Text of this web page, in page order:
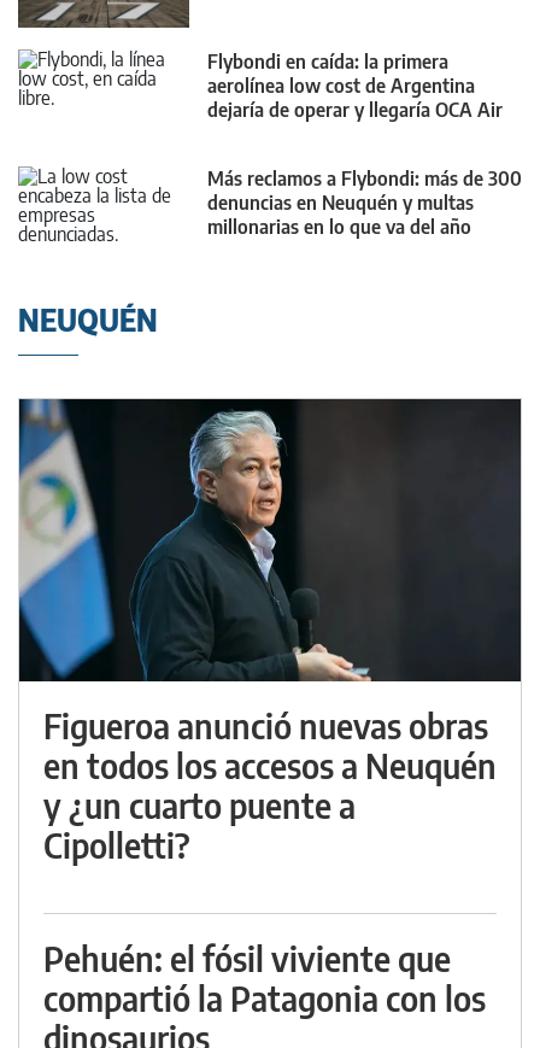
Flybondi en caída: la primera
aerolínea low cost de Argentina
dejaría de operar y llegaría OCA Air
Más reclamos a Flybondi: más de 300
denuncias en Neuquén y multas
millonarias en lo que va del año
NEUQUÉN
Figueroa anunció nuevas obras
en todos los accesos a Neuquén
y ¿un cuarto puente a
Cipolletti?
Pehuén: el fósil viviente que
compartió la Patagonia con los
dinosaurios